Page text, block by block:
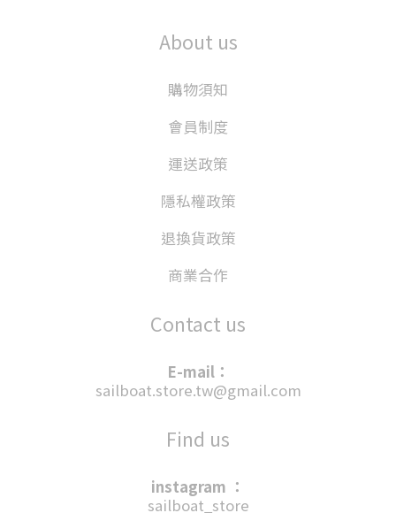
About us
購物須知
會員制度
運送政策
隱私權政策
退換貨政策
商業合作
Contact us
E-mail：
sailboat.store.tw@gmail.com
Find us
instagram ：
sailboat_store